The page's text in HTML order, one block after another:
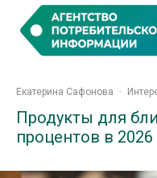
Екатерина Сафонова ·
Продукты для
процентов в 2026